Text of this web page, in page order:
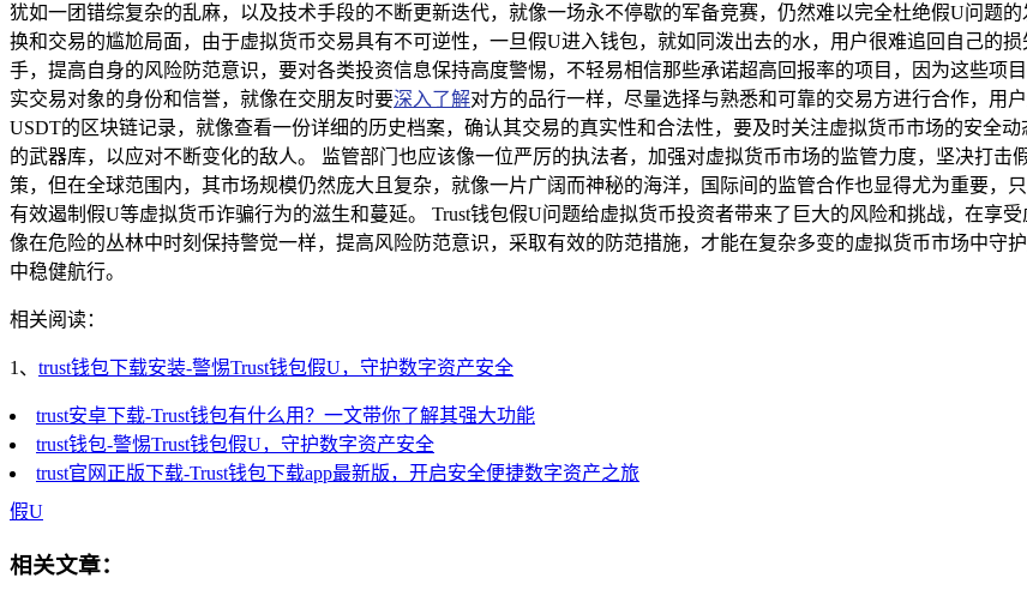
犹如一团错综复杂的乱麻，以及技术手段的不断更新迭代，就像一场永不停歇的军备竞赛，仍然难以完全杜绝假U问题
换和交易的尴尬局面，由于虚拟货币交易具有不可逆性，一旦假U进入钱包，就如同泼出去的水，用户很难追回自己的
手，提高自身的风险防范意识，要对各类投资信息保持高度警惕，不轻易相信那些承诺超高回报率的项目，因为这些项
实交易对象的身份和信誉，就像在交朋友时要深入了解对方的品行一样，尽量选择与熟悉和可靠的交易方进行合作，用
USDT的区块链记录，就像查看一份详细的历史档案，确认其交易的真实性和合法性，要及时关注虚拟货币市场的安全
的武器库，以应对不断变化的敌人。 监管部门也应该像一位严厉的执法者，加强对虚拟货币市场的监管力度，坚决打
策，但在全球范围内，其市场规模仍然庞大且复杂，就像一片广阔而神秘的海洋，国际间的监管合作也显得尤为重要，
有效遏制假U等虚拟货币诈骗行为的滋生和蔓延。 Trust钱包假U问题给虚拟货币投资者带来了巨大的风险和挑战，在享
像在危险的丛林中时刻保持警觉一样，提高风险防范意识，采取有效的防范措施，才能在复杂多变的虚拟货币市场中守
中稳健航行。
相关阅读：
1、 trust钱包下载安装-警惕Trust钱包假U，守护数字资产安全
trust安卓下载-Trust钱包有什么用？一文带你了解其强大功能
trust钱包-警惕Trust钱包假U，守护数字资产安全
trust官网正版下载-Trust钱包下载app最新版，开启安全便捷数字资产之旅
假U
相关文章：